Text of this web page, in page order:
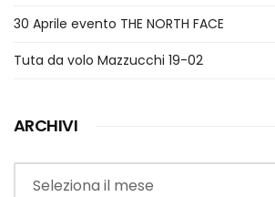
30 Aprile evento THE NORTH FACE
Tuta da volo Mazzucchi 19-02
ARCHIVI
Archivi